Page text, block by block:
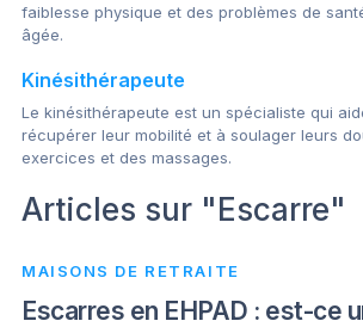
faiblesse physique et des problèmes de
âgée.
Kinésithérapeute
Le kinésithérapeute est un spécialiste qui
récupérer leur mobilité et à soulager leurs
exercices et des massages.
Articles sur "Escarre"
MAISONS DE RETRAITE
Escarres en EHPAD : est-ce